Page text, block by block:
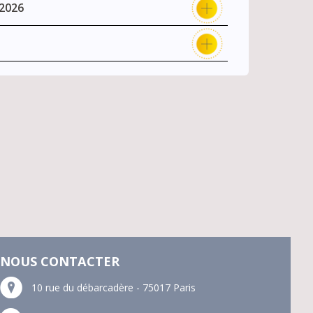
NOUS CONTACTER
10 rue du débarcadère - 75017 Paris